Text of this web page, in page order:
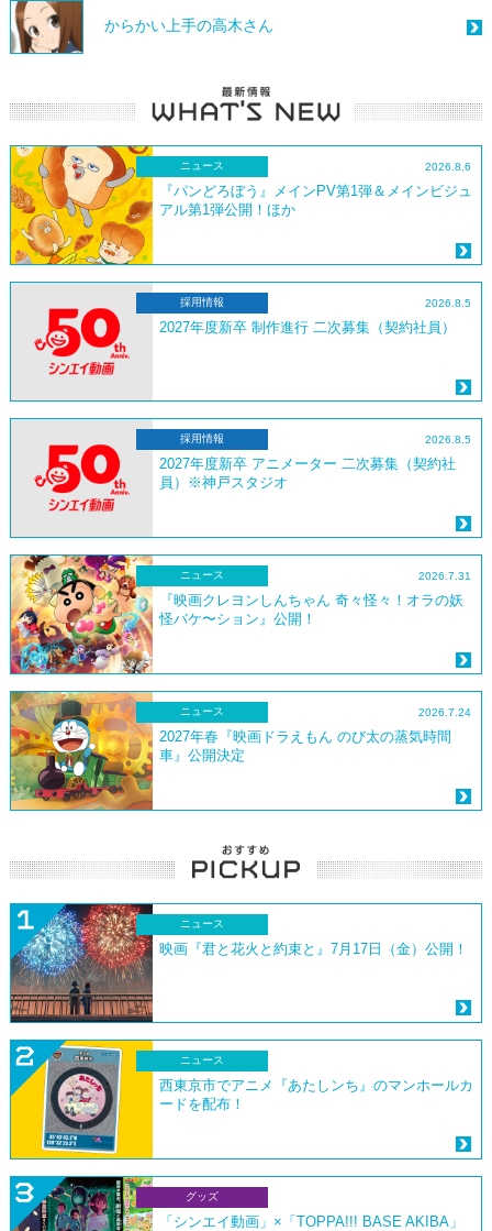
からかい上手の高木さん
ニュース 2026.8.6
『パンどろぼう』メインPV第1弾＆メインビジュ
アル第1弾公開！ほか
採用情報 2026.8.5
2027年度新卒 制作進行 二次募集（契約社員）
採用情報 2026.8.5
2027年度新卒 アニメーター 二次募集（契約社
員）※神戸スタジオ
ニュース 2026.7.31
『映画クレヨンしんちゃん 奇々怪々！オラの妖
怪バケ〜ション』公開！
ニュース 2026.7.24
2027年春『映画ドラえもん のび太の蒸気時間
車』公開決定
ニュース
映画『君と花火と約束と』7月17日（金）公開！
ニュース
西東京市でアニメ『あたしンち』のマンホールカ
ードを配布！
グッズ
「シンエイ動画」×「TOPPA!!! BASE AKIBA」